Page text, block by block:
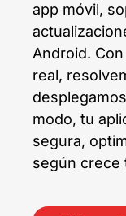
app móvil,
Android.
real,
modo, tu
segura,
según crece